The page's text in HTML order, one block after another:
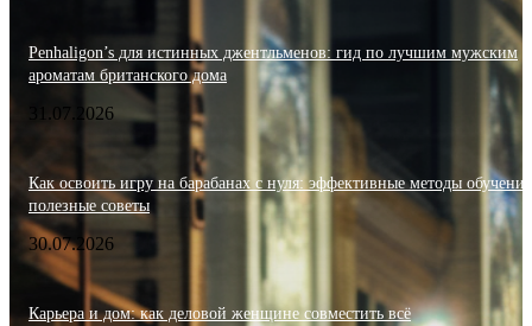
Penhaligon’s для истинных джентльменов: гид по лучшим мужским
ароматам британского дома
31.07.2026
Как освоить игру на барабанах с нуля: эффективные методы
полезные советы
30.07.2026
Карьера и дом: как деловой женщине совместить всё